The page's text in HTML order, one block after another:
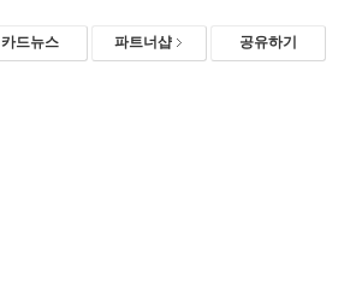
카드뉴스 파트너샵 공유하기